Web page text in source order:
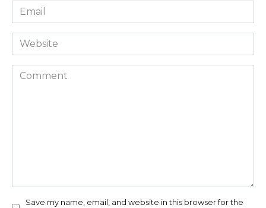
Email
*
Website
Comment
Save my name, email, and website in this browser for the